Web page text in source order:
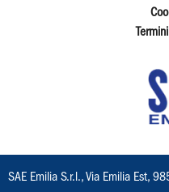
SAE Emilia S.r.l., Via Emilia Est,